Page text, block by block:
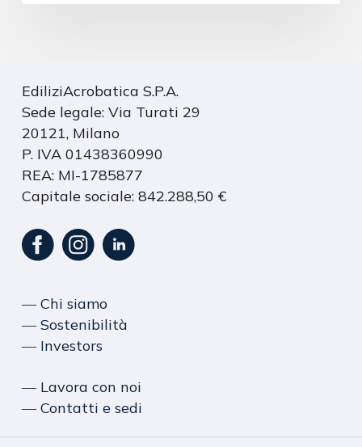
EdiliziAcrobatica S.P.A.
Sede legale: Via Turati 29
20121, Milano
P. IVA 01438360990
REA: MI-1785877
Capitale sociale: 842.288,50 €
― Chi siamo
― Sostenibilità
― Investors
― Lavora con noi
― Contatti e sedi